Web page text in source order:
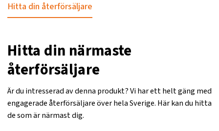
Hitta din återförsäljare
Hitta din närmaste
återförsäljare
Är du intresserad av denna produkt? Vi har ett helt gäng med
engagerade återförsäljare över hela Sverige. Här kan du hitta
de som är närmast dig.